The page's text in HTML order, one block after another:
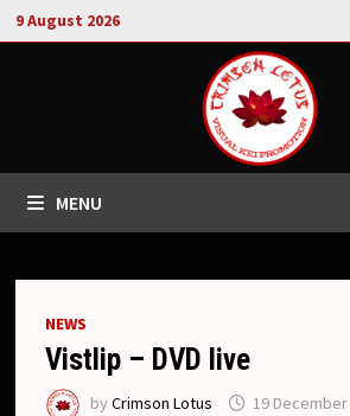
Skip
to
9 August 2026
MENU
NEWS
Vistlip – DVD live
byCrimson Lotus 19